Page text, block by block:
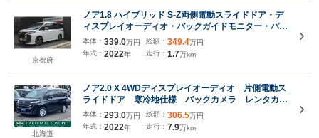
京都府
ノア1.8 ハイブリッド S-Z両側電動スライドドア・デ
ィスプレイオーディオ・バックガイドモニター・パワ
ーバックドア・シートヒーター・ハンドルヒーター・
ETC
本体： 339.0万円
年式： 2022年
総額： 349.4万円
走行： 1.7万km
北海道
ノア2.0 X 4WDディスプレイオーディオ 片側電動ス
ライドドア 寒冷地仕様 バックカメラ レンタカー
UP
本体： 293.0万円
年式： 2022年
総額： 306.5万円
走行： 7.9万km